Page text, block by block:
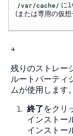
/var/cache/ に
(または専用の仮
+
残りのストレー
ルートパーティ
ムが使用します。
終了をクリ
インストー
インストー